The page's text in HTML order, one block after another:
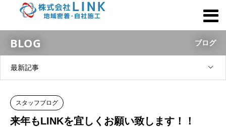
BLOG ブログ
最新記事
スタッフブログ
来年もLINKを宜しくお願い致します！！